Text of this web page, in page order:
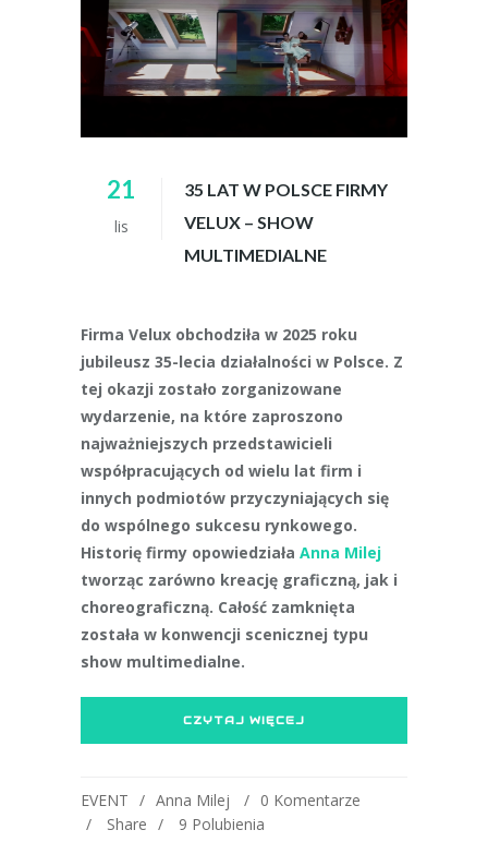
21
lis
35 LAT W POLSCE FIRMY
VELUX – SHOW
MULTIMEDIALNE
Firma Velux obchodziła w 2025 roku
jubileusz 35-lecia działalności w Polsce. Z
tej okazji zostało zorganizowane
wydarzenie, na które zaproszono
najważniejszych przedstawicieli
współpracujących od wielu lat firm i
innych podmiotów przyczyniających się
do wspólnego sukcesu rynkowego.
Historię firmy opowiedziała Anna Milej
tworząc zarówno kreację graficzną, jak i
choreograficzną. Całość zamknięta
została w konwencji scenicznej typu
show multimedialne.
CZYTAJ WIĘCEJ
EVENT Anna Milej
0 Komentarze
Share
9 Polubienia